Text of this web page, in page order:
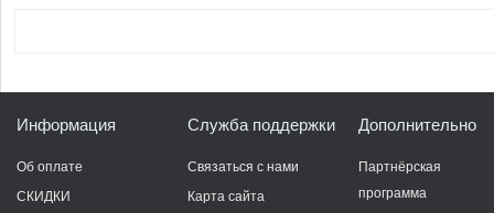
Информация
Об оплате
СКИДКИ
Служба поддержки
Связаться с нами
Карта сайта
Дополнительно
Партнёрская
программа